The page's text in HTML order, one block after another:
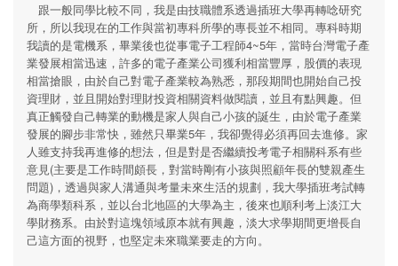
跟一般同學比較不同，我是由技職體系透過插班大學再轉唸研究
所，所以我現在的工作與當初專科所學的專長並不相同。專科時期
我讀的是電機系，畢業後也從事電子工程師4~5年，當時台灣電子產
業發展相當迅速，許多的電子產業公司獲利相當豐厚，股價的表現
相當搶眼，由於自己對電子產業較為熟悉，那段期間也開始自己投
資理財，並且開始對理財投資相關資料做閱讀，並且有點興趣。但
真正觸發自己轉業的動機是家人與自己小孩的誕生，由於電子產業
發展的腳步非常快，雖然只畢業5年，我卻覺得必須再回去進修。家
人雖支持我再進修的想法，但是對是否繼續投考電子相關科系有些
意見(主要是工作時間頗長，對當時剛有小孩與照顧年長的雙親產生
問題)，透過與家人溝通與考量未來生活的規劃，我大學插班考試轉
為商學類科系，並以台北地區的大學為主，後來也順利考上淡江大
學財務系。由於對這塊領域原本就有興趣，淡大求學期間更增長自
己這方面的視野，也堅定未來職業要走的方向。